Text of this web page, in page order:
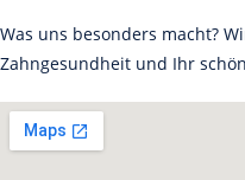
Was uns besonders macht?
Zahngesundheit und Ihr